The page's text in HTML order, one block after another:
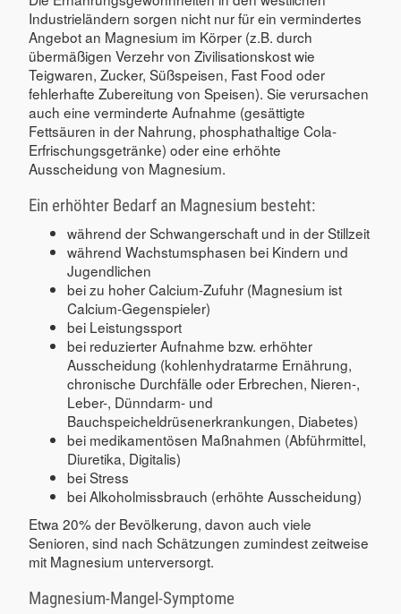
Industrieländern sorgen nicht nur für ein vermindertes
Angebot an Magnesium im Körper (z.B. durch
übermäßigen Verzehr von Zivilisationskost wie
Teigwaren, Zucker, Süßspeisen, Fast Food oder
fehlerhafte Zubereitung von Speisen). Sie verursachen
auch eine verminderte Aufnahme (gesättigte
Fettsäuren in der Nahrung, phosphathaltige Cola-
Erfrischungsgetränke) oder eine erhöhte
Ausscheidung von Magnesium.
Ein erhöhter Bedarf an Magnesium besteht:
während der Schwangerschaft und in der Stillzeit
während Wachstumsphasen bei Kindern und
Jugendlichen
bei zu hoher Calcium-Zufuhr (Magnesium ist
Calcium-Gegenspieler)
bei Leistungssport
bei reduzierter Aufnahme bzw. erhöhter
Ausscheidung (kohlenhydratarme Ernährung,
chronische Durchfälle oder Erbrechen, Nieren-,
Leber-, Dünndarm- und
Bauchspeicheldrüsenerkrankungen, Diabetes)
bei medikamentösen Maßnahmen (Abführmittel,
Diuretika, Digitalis)
bei Stress
bei Alkoholmissbrauch (erhöhte Ausscheidung)
Etwa 20% der Bevölkerung, davon auch viele
Senioren, sind nach Schätzungen zumindest zeitweise
mit Magnesium unterversorgt.
Magnesium-Mangel-Symptome